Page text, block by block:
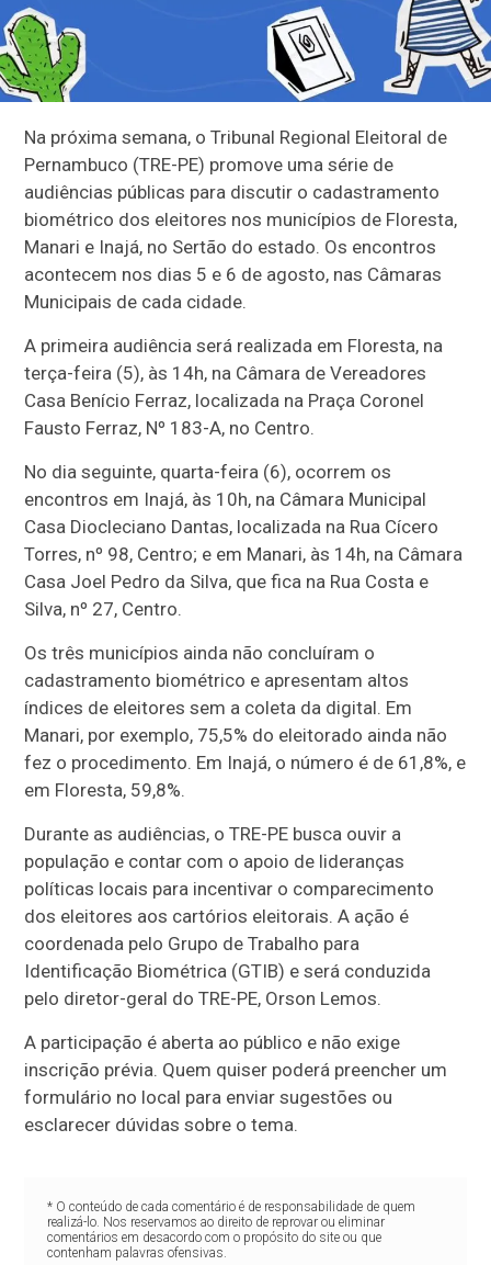
Na próxima semana, o Tribunal Regional Eleitoral de
Pernambuco (TRE-PE) promove uma série de
audiências públicas para discutir o cadastramento
biométrico dos eleitores nos municípios de Floresta,
Manari e Inajá, no Sertão do estado. Os encontros
acontecem nos dias 5 e 6 de agosto, nas Câmaras
Municipais de cada cidade.
A primeira audiência será realizada em Floresta, na
terça-feira (5), às 14h, na Câmara de Vereadores
Casa Benício Ferraz, localizada na Praça Coronel
Fausto Ferraz, Nº 183-A, no Centro.
No dia seguinte, quarta-feira (6), ocorrem os
encontros em Inajá, às 10h, na Câmara Municipal
Casa Diocleciano Dantas, localizada na Rua Cícero
Torres, nº 98, Centro; e em Manari, às 14h, na Câmara
Casa Joel Pedro da Silva, que fica na Rua Costa e
Silva, nº 27, Centro.
Os três municípios ainda não concluíram o
cadastramento biométrico e apresentam altos
índices de eleitores sem a coleta da digital. Em
Manari, por exemplo, 75,5% do eleitorado ainda não
fez o procedimento. Em Inajá, o número é de 61,8%, e
em Floresta, 59,8%.
Durante as audiências, o TRE-PE busca ouvir a
população e contar com o apoio de lideranças
políticas locais para incentivar o comparecimento
dos eleitores aos cartórios eleitorais. A ação é
coordenada pelo Grupo de Trabalho para
Identificação Biométrica (GTIB) e será conduzida
pelo diretor-geral do TRE-PE, Orson Lemos.
A participação é aberta ao público e não exige
inscrição prévia. Quem quiser poderá preencher um
formulário no local para enviar sugestões ou
esclarecer dúvidas sobre o tema.
* O conteúdo de cada comentário é de responsabilidade de quem
realizá-lo. Nos reservamos ao direito de reprovar ou eliminar
comentários em desacordo com o propósito do site ou que
contenham palavras ofensivas.